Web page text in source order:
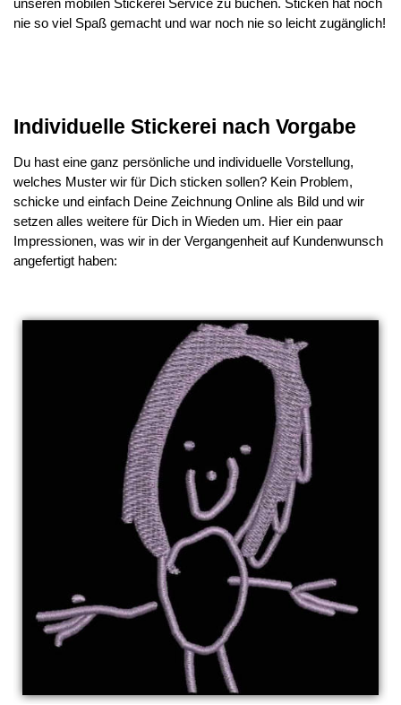
unseren mobilen Stickerei Service zu buchen. Sticken hat noch
nie so viel Spaß gemacht und war noch nie so leicht zugänglich!
Individuelle Stickerei nach Vorgabe
Du hast eine ganz persönliche und individuelle Vorstellung,
welches Muster wir für Dich sticken sollen? Kein Problem,
schicke und einfach Deine Zeichnung Online als Bild und wir
setzen alles weitere für Dich in Wieden um. Hier ein paar
Impressionen, was wir in der Vergangenheit auf Kundenwunsch
angefertigt haben: